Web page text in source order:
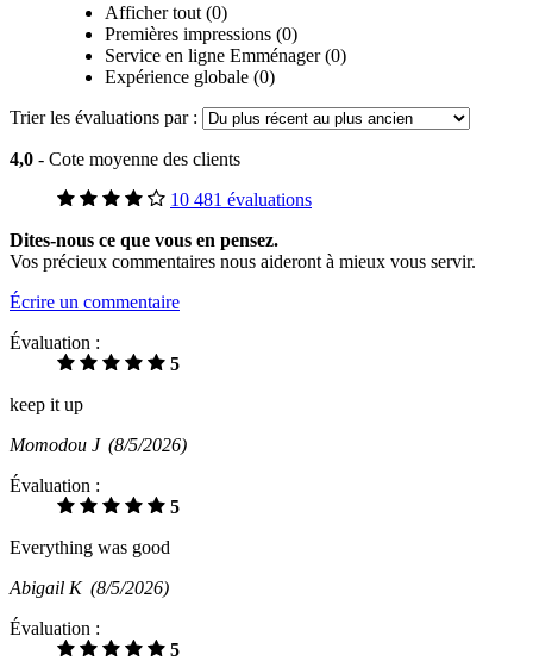
Afficher tout (0)
Premières impressions (0)
Service en ligne Emménager (0)
Expérience globale (0)
Trier les évaluations par :
4,0 - Cote moyenne des clients
10 481 évaluations
Dites-nous ce que vous en pensez.
Vos précieux commentaires nous aideront à mieux vous servir.
Écrire un commentaire
Évaluation :
5
keep it up
Momodou J (8/5/2026)
Évaluation :
5
Everything was good
Abigail K (8/5/2026)
Évaluation :
5